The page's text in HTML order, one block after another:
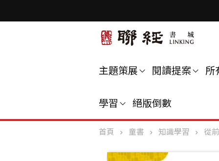
主題策展 閱讀提案 所
學習 絕版倒數
首頁 童書 知識學習 從